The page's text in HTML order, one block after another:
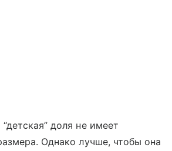
доля не имеет
Однако лучше, чтобы она